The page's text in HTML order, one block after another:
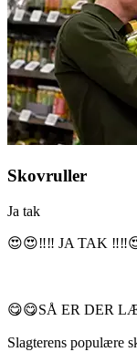
Skovruller
Ja tak
😍😍‼️‼️ JA TAK
😋😋SÅ ER DER
Slagterens populære